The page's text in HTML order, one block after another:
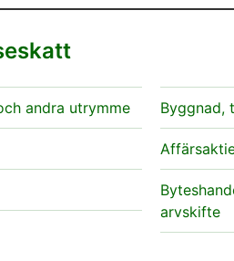
andra utrymme Byggnad,
arvskifte